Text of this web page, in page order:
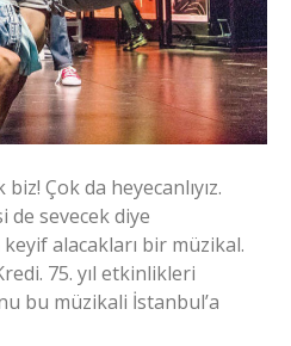
Çok da heyecanlıyız.
de sevecek diye
alacakları bir müzikal.
75. yıl etkinlikleri
bu müzikali İstanbul’a